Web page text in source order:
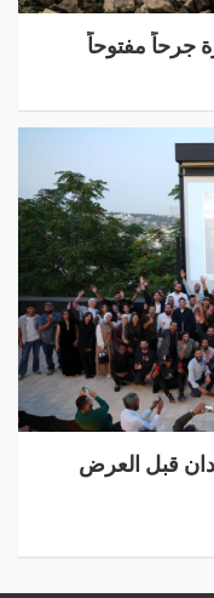
جرحاً مفتوحاً
قبل العرض